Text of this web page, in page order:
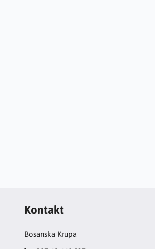
Kontakt
Bosanska Krupa